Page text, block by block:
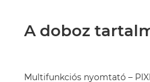
A doboz
Multifunkciós nyomtató –